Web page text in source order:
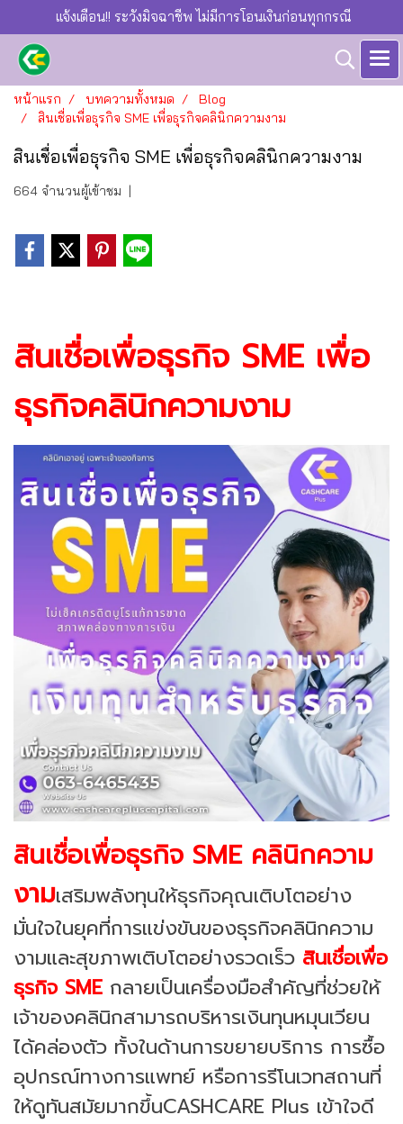
แจ้งเตือน!! ระวังมิจฉาชีพ ไม่มีการโอนเงินก่อนทุกกรณี
หน้าแรก บทความทั้งหมด
Blog
สินเชื่อเพื่อธุรกิจ SME เพื่อธุรกิจคลินิกความงาม
สินเชื่อเพื่อธุรกิจ SME เพื่อธุรกิจคลินิกความงาม
664 จำนวนผู้เข้าชม |
สินเชื่อเพื่อธุรกิจ SME เพื่อ
ธุรกิจคลินิกความงาม
สินเชื่อเพื่อธุรกิจ SME คลินิกความ
งามเสริมพลังทุนให้ธุรกิจคุณเติบโตอย่าง
มั่นใจในยุคที่การแข่งขันของธุรกิจคลินิกความ
งามและสุขภาพเติบโตอย่างรวดเร็ว สินเชื่อเพื่อ
ธุรกิจ SME กลายเป็นเครื่องมือสำคัญที่ช่วยให้
เจ้าของคลินิกสามารถบริหารเงินทุนหมุนเวียน
ได้คล่องตัว ทั้งในด้านการขยายบริการ การซื้อ
อุปกรณ์ทางการแพทย์ หรือการรีโนเวทสถานที่
ให้ดูทันสมัยมากขึ้นCASHCARE Plus เข้าใจดี